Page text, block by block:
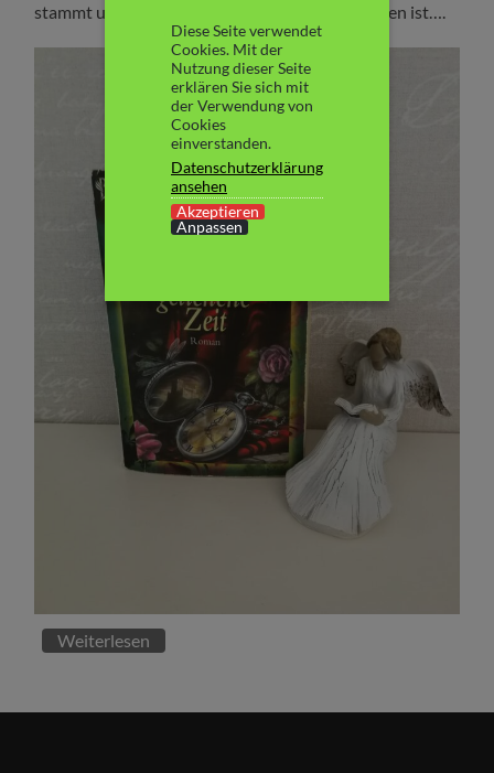
stammt und was Claire in Schottland widerfahren ist….
Weiterlesen
Diese Seite verwendet
Cookies. Mit der
Nutzung dieser Seite
erklären Sie sich mit
der Verwendung von
Cookies
einverstanden.
Datenschutzerklärung
ansehen
Akzeptieren
Anpassen